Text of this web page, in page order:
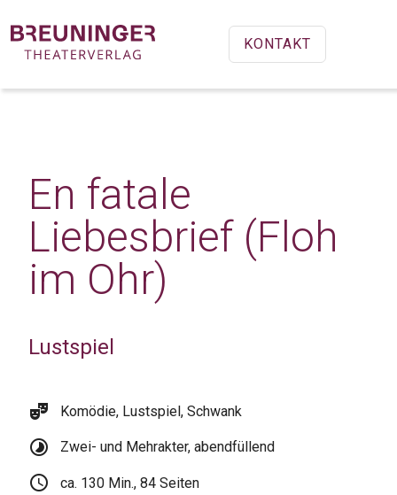
KONTAKT
En fatale
Liebesbrief (Floh
im Ohr)
Lustspiel
theater_comedy Komödie, Lustspiel, Schwank
timelapse Zwei- und Mehrakter, abendfüllend
schedule ca. 130 Min., 84 Seiten